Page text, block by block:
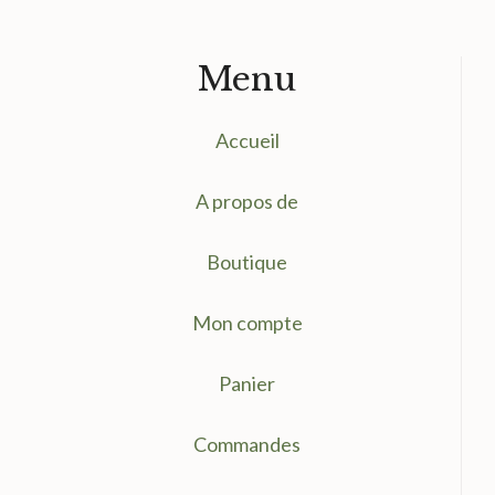
Menu
Accueil
A propos de
Boutique
Mon compte
Panier
Commandes